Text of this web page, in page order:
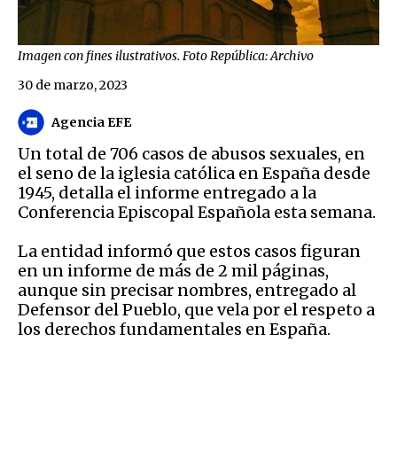
Imagen con fines ilustrativos. Foto República: Archivo
Agencia EFE
30 de marzo, 2023
Un total de 706 casos de abusos sexuales, en
el seno de la iglesia católica en España desde
1945, detalla el informe entregado a la
Conferencia Episcopal Española esta semana.
La entidad informó que estos casos figuran
en un informe de más de 2 mil páginas,
aunque sin precisar nombres, entregado al
Defensor del Pueblo, que vela por el respeto a
los derechos fundamentales en España.